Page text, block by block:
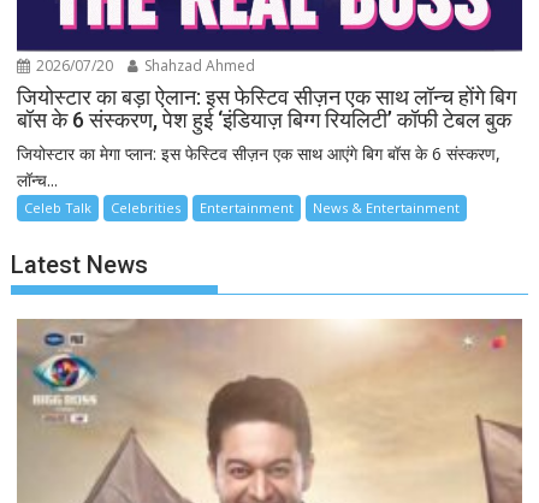
2026/07/20 Shahzad Ahmed
जियोस्टार का बड़ा ऐलान: इस फेस्टिव सीज़न एक साथ लॉन्च होंगे बिग
बॉस के 6 संस्करण, पेश हुई ‘इंडियाज़ बिग्ग रियलिटी’ कॉफी टेबल बुक
जियोस्टार का मेगा प्लान: इस फेस्टिव सीज़न एक साथ आएंगे बिग बॉस के 6 संस्करण,
लॉन्च...
Celeb Talk Celebrities Entertainment News & Entertainment
Latest News